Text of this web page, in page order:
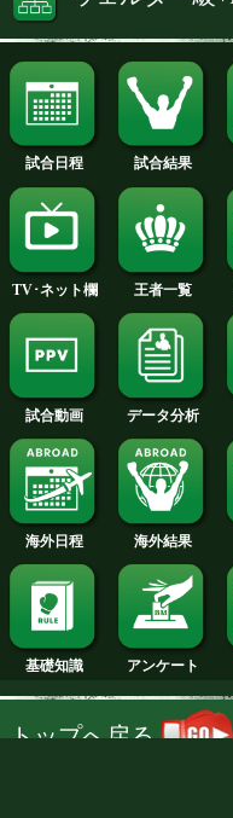
ムジュ相手に効
いきたいです。
続きはインタビ
続きを読む
試合速報・
TALE OF
インタビ
浦嶋 将之
ウェルタ